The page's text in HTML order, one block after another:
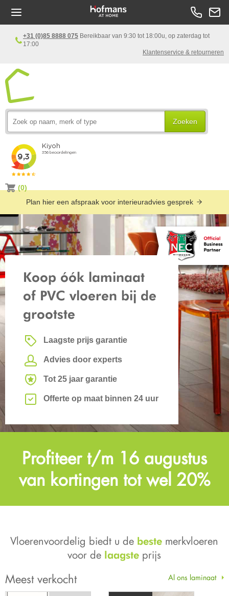
+31 (0)85 8888 075 Bereikbaar van 9:30 tot 18:00u, op zaterdag tot
17:00
Klantenservice & retourneren
Zoeken
(0)
Plan hier een afspraak voor interieuradvies gesprek
Koop óók laminaat
of PVC vloeren bij de
grootste
Laagste prijs garantie
Advies door experts
Tot 25 jaar garantie
Offerte op maat binnen 24 uur
Profiteer t/m 16 augustus
van kortingen tot wel 20%
Vloerenvoordelig biedt u de beste merkvloeren
voor de laagste prijs
Al ons laminaat
Meest verkocht